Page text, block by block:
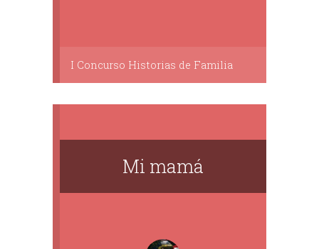
I Concurso Historias de Familia
Mi mamá